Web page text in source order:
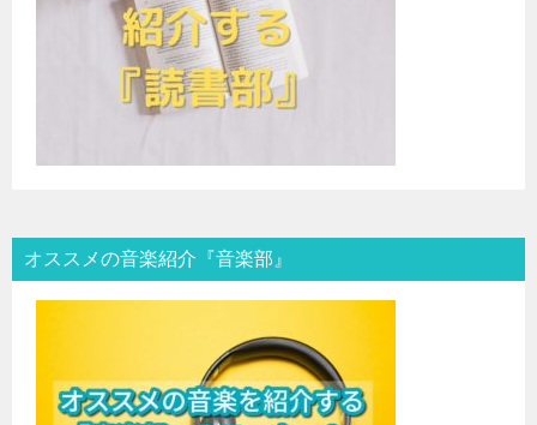
オススメの音楽紹介『音楽部』